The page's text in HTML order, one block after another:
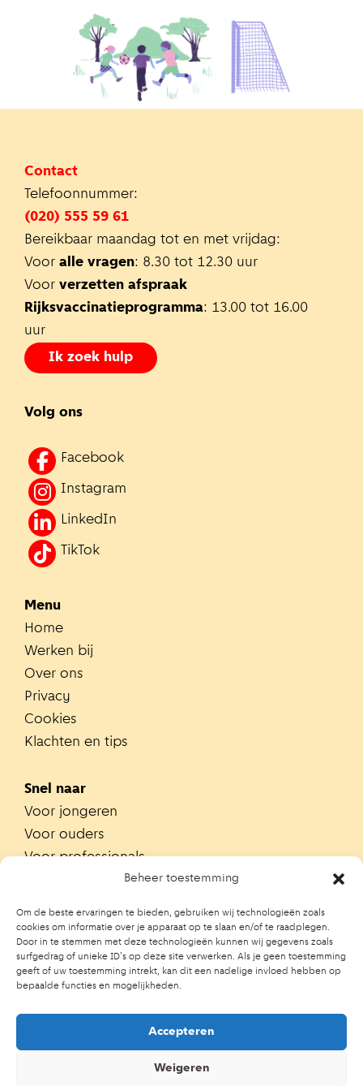
Beheer toestemming
Om de beste ervaringen te bieden, gebruiken wij technologieën zoals
cookies om informatie over je apparaat op te slaan en/of te raadplegen.
Door in te stemmen met deze technologieën kunnen wij gegevens zoals
surfgedrag of unieke ID's op deze site verwerken. Als je geen toestemming
geeft of uw toestemming intrekt, kan dit een nadelige invloed hebben op
bepaalde functies en mogelijkheden.
Accepteren
Weigeren
Contact
Telefoonnummer:
(020) 555 59 61
Bereikbaar maandag tot en met vrijdag:
Voor alle vragen: 8.30 tot 12.30 uur
Voor verzetten afspraak
Rijksvaccinatieprogramma: 13.00 tot 16.00
uur
Ik zoek hulp
Volg ons
Facebook
Instagram
LinkedIn
TikTok
Menu
Home
Werken bij
Over ons
Privacy
Cookies
Klachten en tips
Snel naar
Voor jongeren
Voor ouders
Voor professionals
Zoek contactpersoon op school
Trainingen
Ouderportaal JGZ